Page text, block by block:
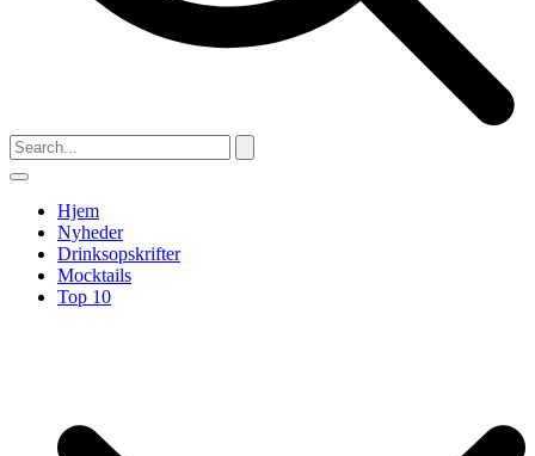
Hjem
Nyheder
Drinksopskrifter
Mocktails
Top 10